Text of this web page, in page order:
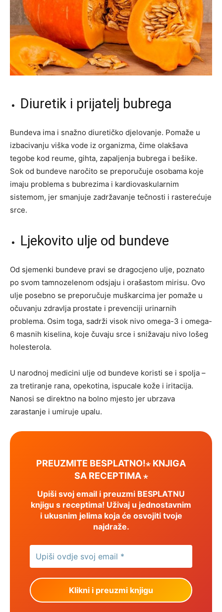
Diuretik i prijatelj bubrega
Bundeva ima i snažno diuretičko djelovanje. Pomaže u
izbacivanju viška vode iz organizma, čime olakšava
tegobe kod reume, gihta, zapaljenja bubrega i bešike.
Sok od bundeve naročito se preporučuje osobama koje
imaju problema s bubrezima i kardiovaskularnim
sistemom, jer smanjuje zadržavanje tečnosti i rasterećuje
srce.
Ljekovito ulje od bundeve
Od sjemenki bundeve pravi se dragocjeno ulje, poznato
po svom tamnozelenom odsjaju i orašastom mirisu. Ovo
ulje posebno se preporučuje muškarcima jer pomaže u
očuvanju zdravlja prostate i prevenciji urinarnih
problema. Osim toga, sadrži visok nivo omega-3 i omega-
6 masnih kiselina, koje čuvaju srce i snižavaju nivo lošeg
holesterola.
U narodnoj medicini ulje od bundeve koristi se i spolja –
za tretiranje rana, opekotina, ispucale kože i iritacija.
Nanosi se direktno na bolno mjesto jer ubrzava
zarastanje i umiruje upalu.
PREUZMITE BESPLATNO!⋆ KNJIGA
SA RECEPTIMA ⋆
Upiši svoj email i preuzmi BESPLATNU
knjigu s receptima! Uživaj u jednostavnim
i ukusnim jelima koja će osvojiti tvoje
najdraže.